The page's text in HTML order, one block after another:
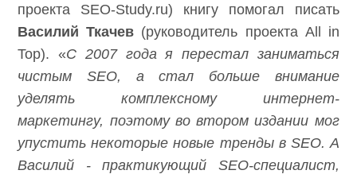
проекта SEO-Study.ru) книгу помогал писать
Василий Ткачев (руководитель проекта All in
Top). «С 2007 года я перестал заниматься
чистымSEO, а стал больше внимание
уделять комплексному интернет-
маркетингу, поэтому во втором издании мог
упустить некоторые новые тренды в SEO. А
Василий - практикующий SEO-специалист,